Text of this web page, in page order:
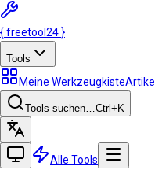
{freetool 24 }
Tools
Meine WerkzeugkisteArtikel
Tools suchen…Ctrl +K
Alle Tools